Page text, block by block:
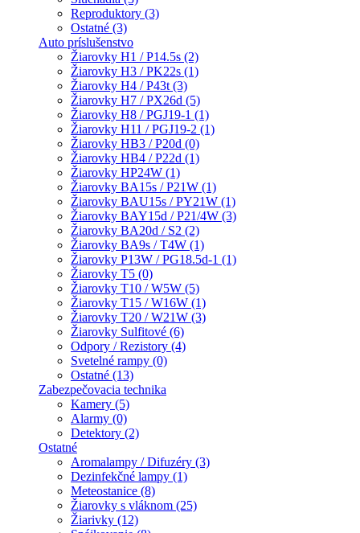
Reproduktory (3)
Ostatné (3)
Auto príslušenstvo
Žiarovky H1 / P14.5s (2)
Žiarovky H3 / PK22s (1)
Žiarovky H4 / P43t (3)
Žiarovky H7 / PX26d (5)
Žiarovky H8 / PGJ19-1 (1)
Žiarovky H11 / PGJ19-2 (1)
Žiarovky HB3 / P20d (0)
Žiarovky HB4 / P22d (1)
Žiarovky HP24W (1)
Žiarovky BA15s / P21W (1)
Žiarovky BAU15s / PY21W (1)
Žiarovky BAY15d / P21/4W (3)
Žiarovky BA20d / S2 (2)
Žiarovky BA9s / T4W (1)
Žiarovky P13W / PG18.5d-1 (1)
Žiarovky T5 (0)
Žiarovky T10 / W5W (5)
Žiarovky T15 / W16W (1)
Žiarovky T20 / W21W (3)
Žiarovky Sulfitové (6)
Odpory / Rezistory (4)
Svetelné rampy (0)
Ostatné (13)
Zabezpečovacia technika
Kamery (5)
Alarmy (0)
Detektory (2)
Ostatné
Aromalampy / Difuzéry (3)
Dezinfekčné lampy (1)
Meteostanice (8)
Žiarovky s vláknom (25)
Žiarivky (12)